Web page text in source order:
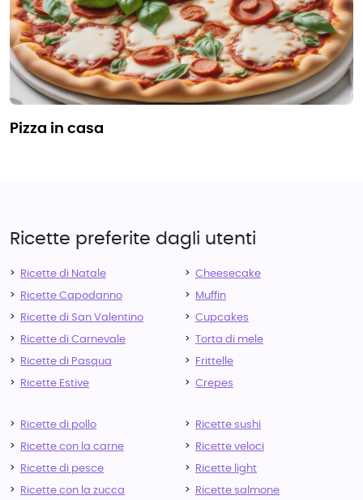
pizza in casa
Ricette preferite dagli utenti
Ricette di Natale
Ricette Capodanno
Ricette di San Valentino
Ricette di Carnevale
Ricette di Pasqua
Ricette Estive
Cheesecake
Muffin
Cupcakes
Torta di mele
Frittelle
Crepes
Ricette di pollo
Ricette con la carne
Ricette di pesce
Ricette con la zucca
Ricette sushi
Ricette veloci
Ricette light
Ricette salmone